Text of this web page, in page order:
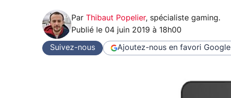
Par Thibaut Popelier, spécialiste gaming.
Publié le 04 juin 2019 à 18h00
Suivez-nous Ajoutez-nous en favori Google